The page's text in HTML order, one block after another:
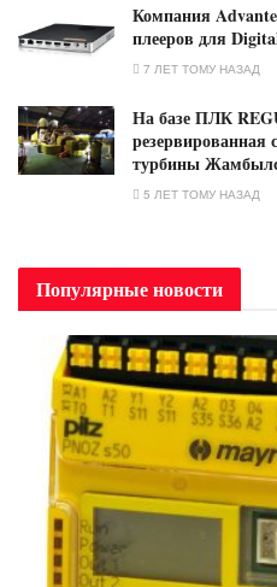
Компания
плееров для
7 ЛЕТ ТОМУ НАЗАД
На базе ПЛК
резервированная
турбины
5 ЛЕТ ТОМУ НАЗАД
Популярные новости